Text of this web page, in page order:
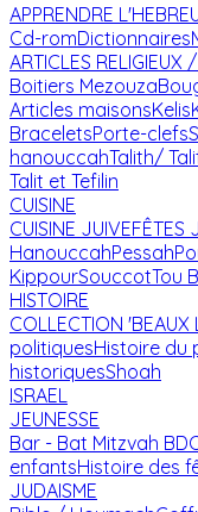
APPRENDRE
Cd-romDictionnaires
ARTICLES RELIGIEUX
Boitiers Mezouza
Articles maisonsKelis
BraceletsPorte-clefs
hanouccahTalith/
Talit et Tefilin
CUISINE
CUISINE JUIVEFÊTES
HanouccahPessah
KippourSouccotTou
HISTOIRE
COLLECTION 'BEAUX
politiquesHistoire du
historiquesShoah
ISRAEL
JEUNESSE
Bar - Bat Mitzvah BD
enfantsHistoire des
JUDAISME